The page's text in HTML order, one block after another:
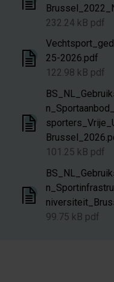
232.24 kB pdf
25-2026.pdf
122.98 kB pdf
101.25 kB pdf
99.75 kB pdf